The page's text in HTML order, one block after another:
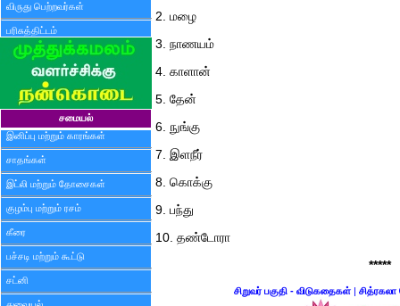
விருது பெற்றவர்கள்
பரிசுத்திட்டம்
சமையல்
இனிப்பு மற்றும் காரங்கள்
சாதங்கள்
இட்லி மற்றும் தோசைகள்
குழம்பு மற்றும் ரசம்
கீரை
பச்சடி மற்றும் கூட்டு
சட்னி
2. மழை
3. நாணயம்
4. காளான்
5. தேன்
6. நுங்கு
7. இள‌நீ‌ர்
8. கொக்கு
9. பந்து
10. தண்டோரா
*****
சிறுவர் பகுதி - விடுகதைகள்| சித்ரகலா